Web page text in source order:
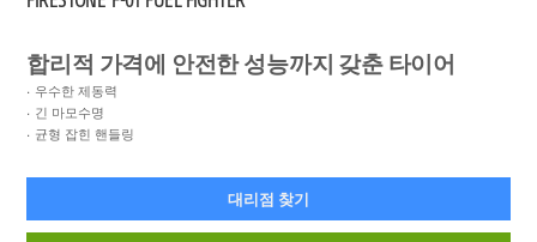
합리적 가격에 안전한 성능까지 갖춘 타이어
우수한 제동력
긴 마모수명
균형 잡힌 핸들링
대리점 찾기